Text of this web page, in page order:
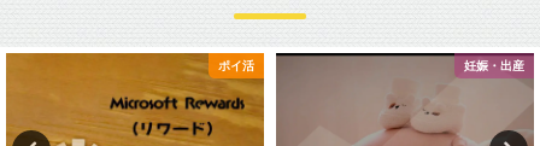
ポイ活 妊娠・出産